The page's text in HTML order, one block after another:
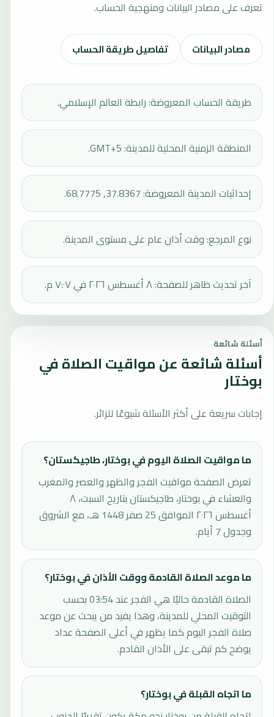
تعرف على مصادر البيانات ومنهجية الحساب.
مصادر البيانات تفاصيل طريقة الحساب
طريقة الحساب المعروضة: رابطة العالم الإسلامي.
المنطقة الزمنية المحلية للمدينة: GMT+5.
إحداثيات المدينة المعروضة: 37.8367, 68.7775.
نوع المرجع: وقت أذان عام على مستوى المدينة.
آخر تحديث ظاهر للصفحة: ٨ أغسطس ٢٠٢٦ في ٧:٠٧ م.
أسئلة شائعة
أسئلة شائعة عن مواقيت الصلاة في
بوختار
إجابات سريعة على أكثر الأسئلة شيوعًا للزائر.
ما مواقيت الصلاة اليوم في بوختار، طاجيكستان؟
تعرض الصفحة مواقيت الفجر والظهر والعصر والمغرب
والعشاء في بوختار، طاجيكستان بتاريخ السبت، ٨
أغسطس ٢٠٢٦ الموافق 25 صفر 1448 هـ، مع الشروق
وجدول 7 أيام.
ما موعد الصلاة القادمة ووقت الأذان في بوختار؟
الصلاة القادمة حاليًا هي الفجر عند 03:54 بحسب
التوقيت المحلي للمدينة، وهذا يفيد من يبحث عن موعد
صلاة الفجر اليوم كما يظهر في أعلى الصفحة عداد
يوضح كم تبقى على الأذان القادم.
ما اتجاه القبلة في بوختار؟